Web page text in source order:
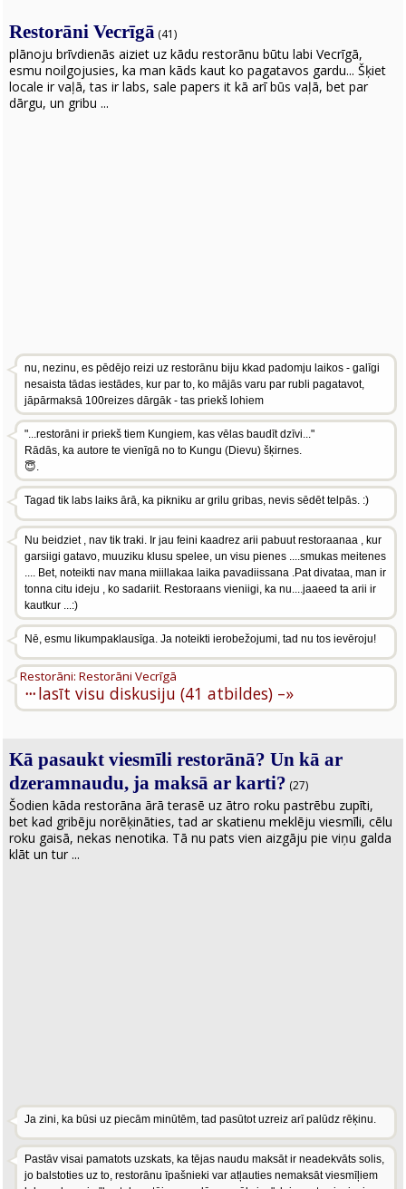
Restorāni Vecrīgā (41)
plānoju brīvdienās aiziet uz kādu restorānu būtu labi Vecrīgā,
esmu noilgojusies, ka man kāds kaut ko pagatavos gardu... Šķiet
locale ir vaļā, tas ir labs, sale papers it kā arī būs vaļā, bet par
dārgu, un gribu ...
nu, nezinu, es pēdējo reizi uz restorānu biju kkad padomju laikos - galīgi
nesaista tādas iestādes, kur par to, ko mājās varu par rubli pagatavot,
jāpārmaksā 100reizes dārgāk - tas priekš lohiem
"...restorāni ir priekš tiem Kungiem, kas vēlas baudīt dzīvi..."
Rādās, ka autore te vienīgā no to Kungu (Dievu) šķirnes.
😇.
Tagad tik labs laiks ārā, ka pikniku ar grilu gribas, nevis sēdēt telpās. :)
Nu beidziet , nav tik traki. Ir jau feini kaadrez arii pabuut restoraanaa , kur
garsiigi gatavo, muuziku klusu spelee, un visu pienes ....smukas meitenes
.... Bet, noteikti nav mana miillakaa laika pavadiissana .Pat divataa, man ir
tonna citu ideju , ko sadariit. Restoraans vieniigi, ka nu....jaaeed ta arii ir
kautkur ...:)
Nē, esmu likumpaklausīga. Ja noteikti ierobežojumi, tad nu tos ievēroju!
···
Restorāni: Restorāni Vecrīgā
lasīt visu diskusiju (41 atbildes) –»
Kā pasaukt viesmīli restorānā? Un kā ar
dzeramnaudu, ja maksā ar karti? (27)
Šodien kāda restorāna ārā terasē uz ātro roku pastrēbu zupīti,
bet kad gribēju norēķināties, tad ar skatienu meklēju viesmīli, cēlu
roku gaisā, nekas nenotika. Tā nu pats vien aizgāju pie viņu galda
klāt un tur ...
Ja zini, ka būsi uz piecām minūtēm, tad pasūtot uzreiz arī palūdz rēķinu.
Pastāv visai pamatots uzskats, ka tējas naudu maksāt ir neadekvāts solis,
jo balstoties uz to, restorānu īpašnieki var atļauties nemaksāt viesmīļiem